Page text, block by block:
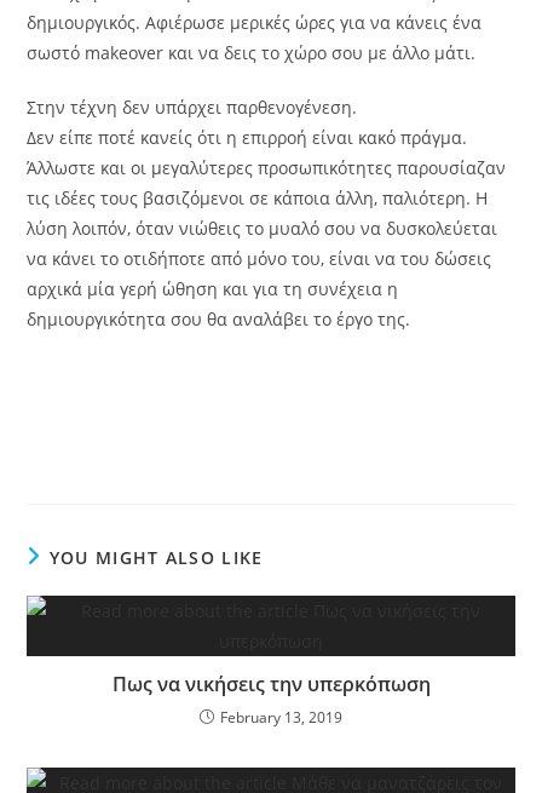
δημιουργικός. Αφιέρωσε μερικές ώρες για να κάνεις ένα
σωστό makeover και να δεις το χώρο σου με άλλο μάτι.
Στην τέχνη δεν υπάρχει παρθενογένεση.
Δεν είπε ποτέ κανείς ότι η επιρροή είναι κακό πράγμα.
Άλλωστε και οι μεγαλύτερες προσωπικότητες παρουσίαζαν
τις ιδέες τους βασιζόμενοι σε κάποια άλλη, παλιότερη. Η
λύση λοιπόν, όταν νιώθεις το μυαλό σου να δυσκολεύεται
να κάνει το οτιδήποτε από μόνο του, είναι να του δώσεις
αρχικά μία γερή ώθηση και για τη συνέχεια η
δημιουργικότητα σου θα αναλάβει το έργο της.
YOU MIGHT ALSO LIKE
Πως να νικήσεις την υπερκόπωση
February 13, 2019